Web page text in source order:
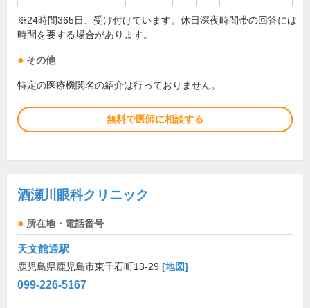
※24時間365日、受け付けています。休日深夜時間帯の回答には
時間を要する場合があります。
その他
特定の医療機関名の紹介は行っておりません。
無料で医師に相談する
酒瀬川眼科クリニック
所在地・電話番号
天文館通駅
鹿児島県鹿児島市東千石町13-29 [地図]
099-226-5167